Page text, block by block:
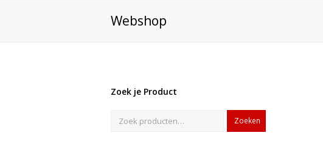
Webshop
Zoek je Product
Zoeken